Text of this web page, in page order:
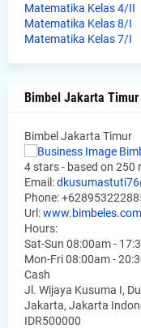
Matematika Kelas 4/II
Matematika Kelas 8/I
Matematika Kelas 7/I
Bimbel Jakarta Timur
Bimbel Jakarta Timur
4 stars - based on 250
Email:
Phone:
Url:www.bimbeles.com
Hours:
Sat-Sun 08:00am -
Mon-Fri 08:00am -
Cash
Jl. Wijaya Kusuma I,
Jakarta, Jakarta
IDR500000